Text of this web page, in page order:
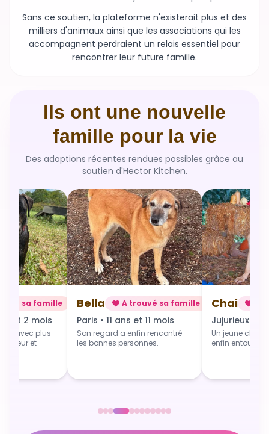
Sans ce soutien, la plateforme n'existerait plus et des
milliers d'animaux ainsi que les associations qui les
accompagnent perdraient un relais essentiel pour
rencontrer leur future famille.
Ils ont une nouvelle
famille pour la vie
Des adoptions récentes rendues possibles grâce au
soutien d'Hector Kitchen.
sa famille
11 mois
rencontré
Chai A trouvé sa famille
Jujurieux • 1 an
Un jeune chien qui grandit
enfin entouré et aimé.
Alba
Douville • 4
Une toute
commence du